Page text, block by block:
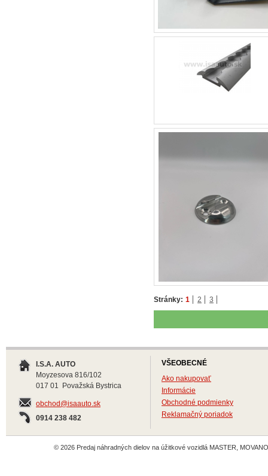
Stránky: 1 2 3
I.S.A. AUTO
Moyzesova 816/102
017 01 Považská Bystrica
obchod@isaauto.sk
0914 238 482
VŠEOBECNÉ
Ako nakupovať
Informácie
Obchodné podmienky
Reklamačný poriadok
© 2026 Predaj náhradných dielov na úžitkové vozidlá MASTER,